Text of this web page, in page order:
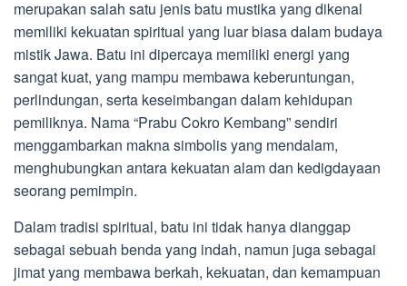
merupakan salah satu jenis batu mustika yang dikenal
memiliki kekuatan spiritual yang luar biasa dalam budaya
mistik Jawa. Batu ini dipercaya memiliki energi yang
sangat kuat, yang mampu membawa keberuntungan,
perlindungan, serta keseimbangan dalam kehidupan
pemiliknya. Nama “Prabu Cokro Kembang” sendiri
menggambarkan makna simbolis yang mendalam,
menghubungkan antara kekuatan alam dan kedigdayaan
seorang pemimpin.
Dalam tradisi spiritual, batu ini tidak hanya dianggap
sebagai sebuah benda yang indah, namun juga sebagai
jimat yang membawa berkah, kekuatan, dan kemampuan